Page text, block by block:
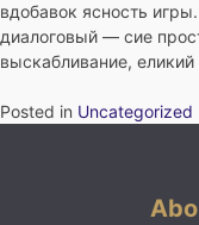
вдобавок ясность
диалоговый — сие
выскабливание,
Posted in Uncategorized